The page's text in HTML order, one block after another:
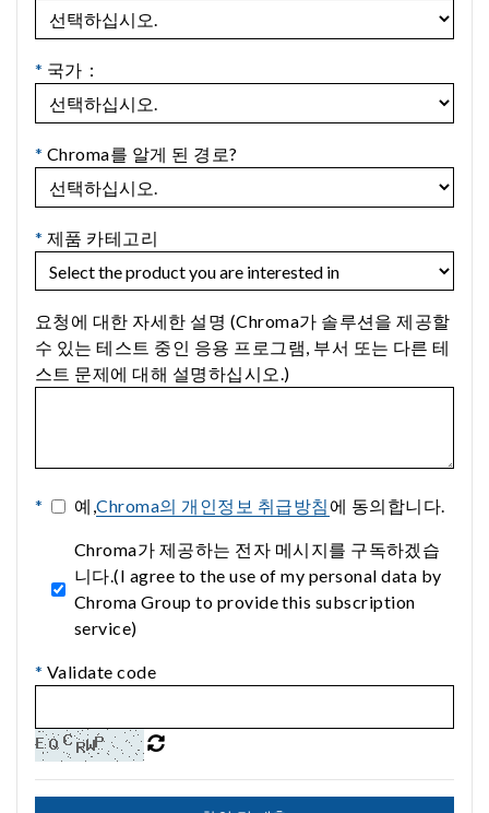
* 국가：
* Chroma를 알게 된 경로?
* 제품 카테고리
요청에 대한 자세한 설명 (Chroma가 솔루션을 제공할
수 있는 테스트 중인 응용 프로그램, 부서 또는 다른 테
스트 문제에 대해 설명하십시오.)
* 예,Chroma의 개인정보 취급방침 에 동의합니다.
Chroma가 제공하는 전자 메시지를 구독하겠습
니다.(I agree to the use of my personal data by
Chroma Group to provide this subscription
service)
* Validate code